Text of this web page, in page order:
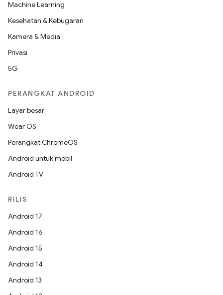
Machine Learning
Kesehatan & Kebugaran
Kamera & Media
Privasi
5G
PERANGKAT ANDROID
Layar besar
Wear OS
Perangkat ChromeOS
Android untuk mobil
Android TV
RILIS
Android 17
Android 16
Android 15
Android 14
Android 13